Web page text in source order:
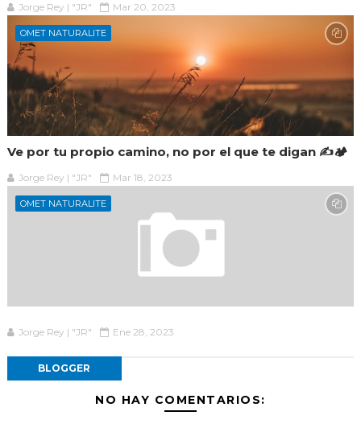
Jorge Rey | "JR" Mar 20, 2023
OMET NATURALITE
Ve por tu propio camino, no por el que te digan ✍️🏕️
Jorge Rey | "JR" Mar 18, 2023
OMET NATURALITE
Jorge Rey | "JR" Ene 28, 2023
BLOGGER
NO HAY COMENTARIOS: